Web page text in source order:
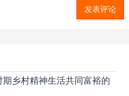
发表评论
期乡村精神生活共同富裕的